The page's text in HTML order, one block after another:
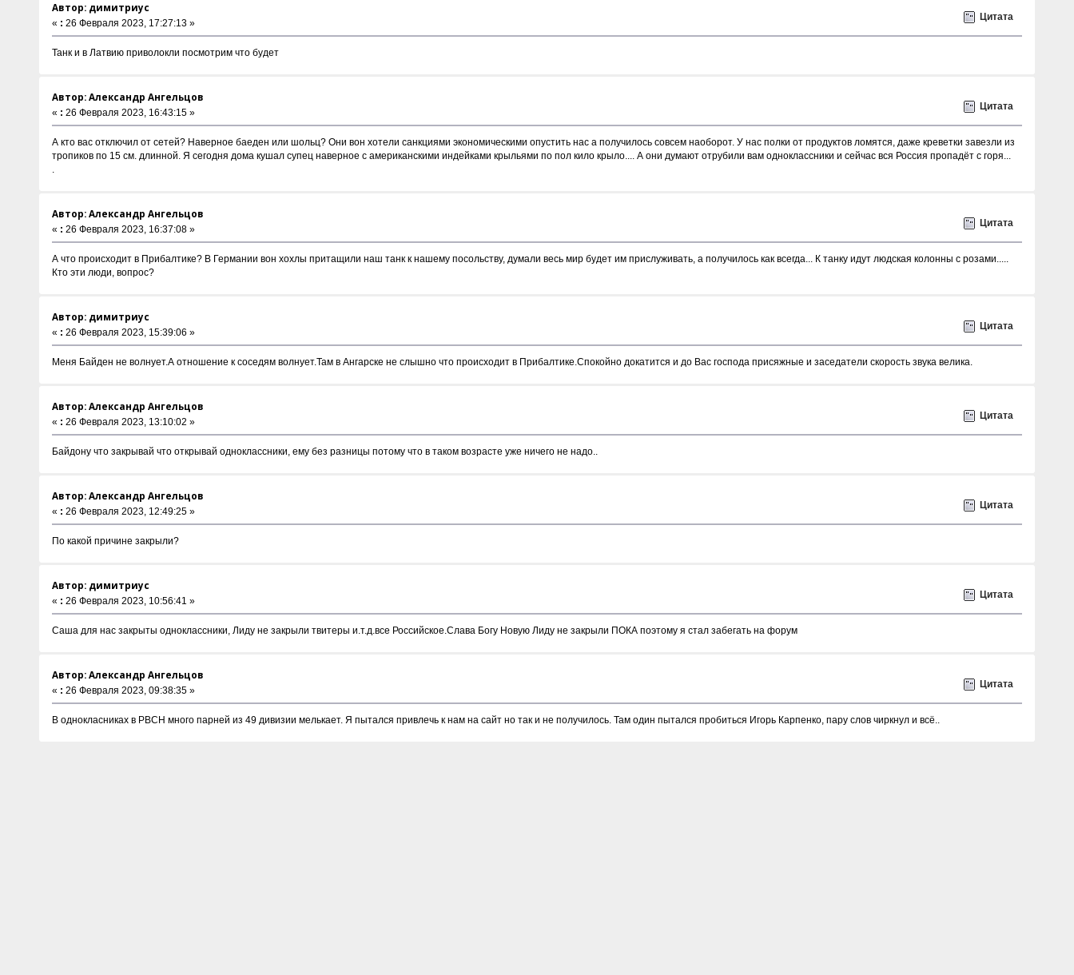
Автор: димитриус
« : 26 Февраля 2023, 17:27:13 »
Цитата
Танк и в Латвию приволокли посмотрим что будет
Автор: Александр Ангельцов
« : 26 Февраля 2023, 16:43:15 »
Цитата
А кто вас отключил от сетей? Наверное баеден или шольц? Они вон хотели санкциями экономическими опустить нас а получилось совсем наоборот. У нас полки от продуктов ломятся, даже креветки завезли из
тропиков по 15 см. длинной. Я сегодня дома кушал супец наверное с американскими индейками крыльями по пол кило крыло.... А они думают отрубили вам одноклассники и сейчас вся Россия пропадёт с горя...
Автор: Александр Ангельцов
« : 26 Февраля 2023, 16:37:08 »
Цитата
А что происходит в Прибалтике? В Германии вон хохлы притащили наш танк к нашему посольству, думали весь мир будет им прислуживать, а получилось как всегда... К танку идут людская колонны с розами.....
Кто эти люди, вопрос?
Автор: димитриус
« : 26 Февраля 2023, 15:39:06 »
Цитата
Меня Байден не волнует.А отношение к соседям волнует.Там в Ангарске не слышно что происходит в Прибалтике.Спокойно докатится и до Вас господа присяжные и заседатели скорость звука велика.
Автор: Александр Ангельцов
« : 26 Февраля 2023, 13:10:02 »
Цитата
Байдону что закрывай что открывай одноклассники, ему без разницы потому что в таком возрасте уже ничего не надо..
Автор: Александр Ангельцов
« : 26 Февраля 2023, 12:49:25 »
Цитата
По какой причине закрыли?
Автор: димитриус
« : 26 Февраля 2023, 10:56:41 »
Цитата
Саша для нас закрыты одноклассники, Лиду не закрыли твитеры и.т.д.все Российское.Слава Богу Новую Лиду не закрыли ПОКА поэтому я стал забегать на форум
Автор: Александр Ангельцов
« : 26 Февраля 2023, 09:38:35 »
Цитата
В однокласниках в РВСН много парней из 49 дивизии мелькает. Я пытался привлечь к нам на сайт но так и не получилось. Там один пытался пробиться Игорь Карпенко, пару слов чиркнул и всё..